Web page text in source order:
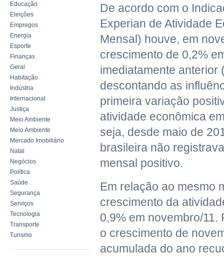
Educação
Eleições
Empregos
Energia
Esporte
Finanças
Geral
Habitação
Indústria
Internacional
Justiça
Meio Ambiente
Meio Ambiente
Mercado Imobiliário
Natal
Negócios
Política
Saúde
Segurança
Serviços
Tecnologia
Transporte
Turismo
De acordo com o
Experian de Atividade
Mensal) houve, em
crescimento de 0,2%
imediatamente anterior
descontando as
primeira variação
atividade econômica
seja, desde maio de
brasileira não
mensal positivo.
Em relação ao mesmo
crescimento da
0,9% em novembro/11.
o crescimento de
acumulada do ano